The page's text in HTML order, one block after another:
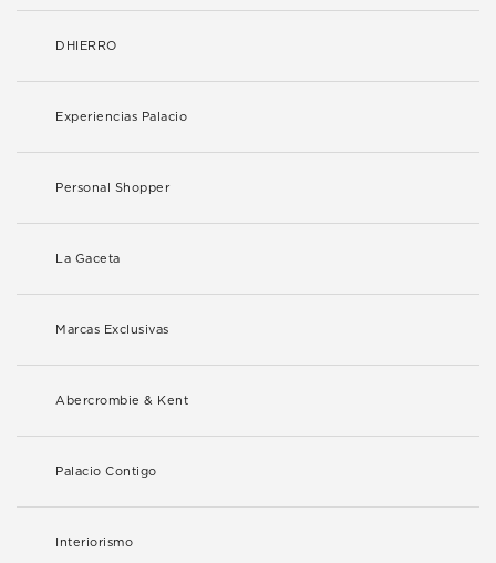
DHIERRO
Experiencias Palacio
Personal Shopper
La Gaceta
Marcas Exclusivas
Abercrombie & Kent
Palacio Contigo
Interiorismo